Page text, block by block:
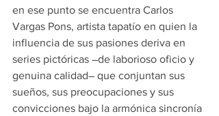
en ese punto se encuentra Carlos
Vargas Pons, artista tapatío en quien la
influencia de sus pasiones deriva en
series pictóricas ―de laborioso oficio y
genuina calidad― que conjuntan sus
sueños, sus preocupaciones y sus
convicciones bajo la armónica sincronía